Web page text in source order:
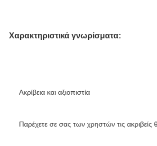
Χαρακτηριστικά γνωρίσματα:
Ακρίβεια και αξιοπιστία
Παρέχετε σε σας των χρηστών τις ακριβείς